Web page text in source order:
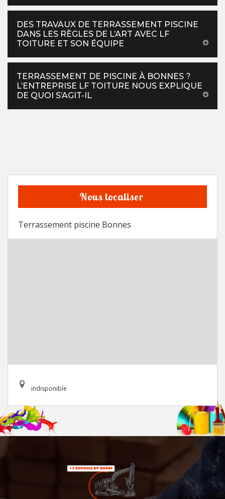
DES TRAVAUX DE TERRASSEMENT PISCINE
DANS LES RÈGLES DE L’ART AVEC LF
TOITURE ET SON ÉQUIPE
TERRASSEMENT DE PISCINE À BONNES ?
L’ENTREPRISE LF TOITURE NOUS EXPLIQUE
DE QUOI S’AGIT-IL
Nous localiser
Terrassement piscine Bonnes
indisponible